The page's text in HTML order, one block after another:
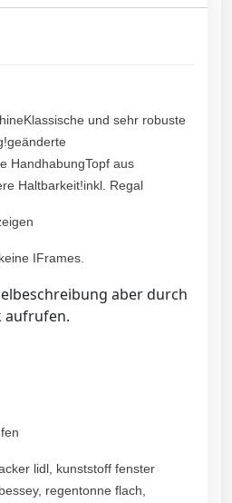
und sehr robuste
HandhabungTopf aus
Haltbarkeit!inkl. Regal
IFrames.
aber durch
aufrufen.
lidl, kunststoff fenster
regentonne flach,